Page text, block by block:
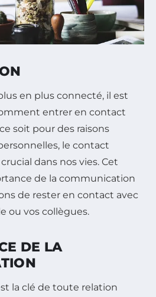
en plus connecté, il est
entrer en contact
soit pour des raisons
le contact
dans nos vies. Cet
de la communication
de rester en contact avec
ou vos collègues.
DE LA
la clé de toute relation